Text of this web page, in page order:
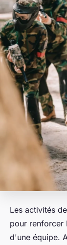
Les activités
pour renforcer
d'une équipe.